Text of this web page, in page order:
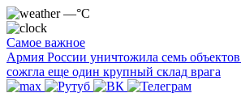
—°C
Самое важное
Армия России уничтожила семь
сожгла еще один крупный склад врага